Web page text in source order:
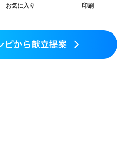
お気に入り 印刷